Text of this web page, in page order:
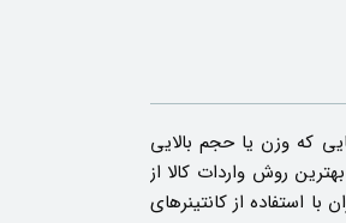
که وزن یا حجم بالایی
روش واردات کالا از
استفاده از کانتینرهای